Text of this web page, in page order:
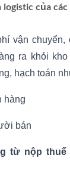
của
vận
ra khỏi
hạch toán
hàng
bán
từ nộp thuế